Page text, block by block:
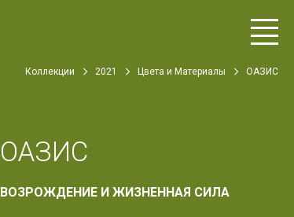
Коллекции 2021 Цвета и Материалы ОАЗИС
ОАЗИС
ВОЗРОЖДЕНИЕ И ЖИЗНЕННАЯ СИЛА